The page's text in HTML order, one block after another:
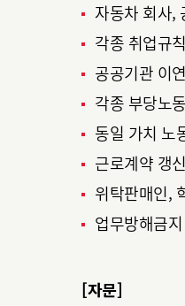
자동차 회사,
각종 취업규
공공기관 이
각종 부당노
동일 가치 노
근로계약 갱
위탁판매인,
업무방해금
[자문]